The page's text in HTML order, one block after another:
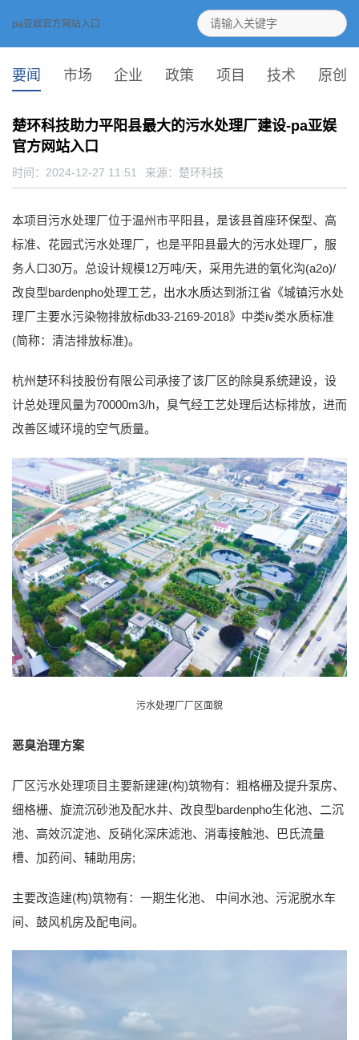
pa亚娱官方网站入口
要闻 市场 企业 政策 项目 技术 原创
楚环科技助力平阳县最大的污水处理厂建设-pa亚娱
官方网站入口
时间：2024-12-27 11:51 来源： 楚环科技
本项目污水处理厂位于温州市平阳县，是该县首座环保型、高
标准、花园式污水处理厂，也是平阳县最大的污水处理厂，服
务人口30万。总设计规模12万吨/天，采用先进的氧化沟(a2o)/
改良型bardenpho处理工艺，出水水质达到浙江省《城镇污水处
理厂主要水污染物排放标db33-2169-2018》中类iv类水质标准
(简称：清洁排放标准)。
杭州楚环科技股份有限公司承接了该厂区的除臭系统建设，设
计总处理风量为70000m3/h，臭气经工艺处理后达标排放，进而
改善区域环境的空气质量。
污水处理厂厂区面貌
恶臭治理方案
厂区污水处理项目主要新建建(构)筑物有：粗格栅及提升泵房、
细格栅、旋流沉砂池及配水井、改良型bardenpho生化池、二沉
池、高效沉淀池、反硝化深床滤池、消毒接触池、巴氏流量
槽、加药间、辅助用房;
主要改造建(构)筑物有：一期生化池、 中间水池、污泥脱水车
间、鼓风机房及配电间。